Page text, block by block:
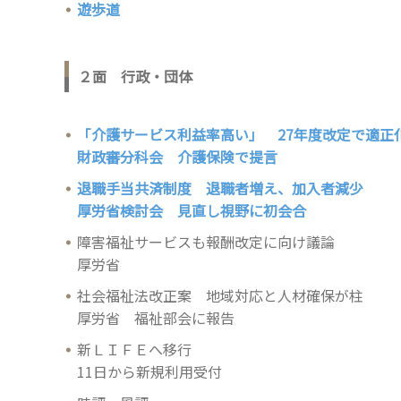
遊歩道
２面 行政・団体
「介護サービス利益率高い」 27年度改定で適正
財政審分科会 介護保険で提言
退職手当共済制度 退職者増え、加入者減少
厚労省検討会 見直し視野に初会合
障害福祉サービスも報酬改定に向け議論
厚労省
社会福祉法改正案 地域対応と人材確保が柱
厚労省 福祉部会に報告
新ＬＩＦＥへ移行
11日から新規利用受付